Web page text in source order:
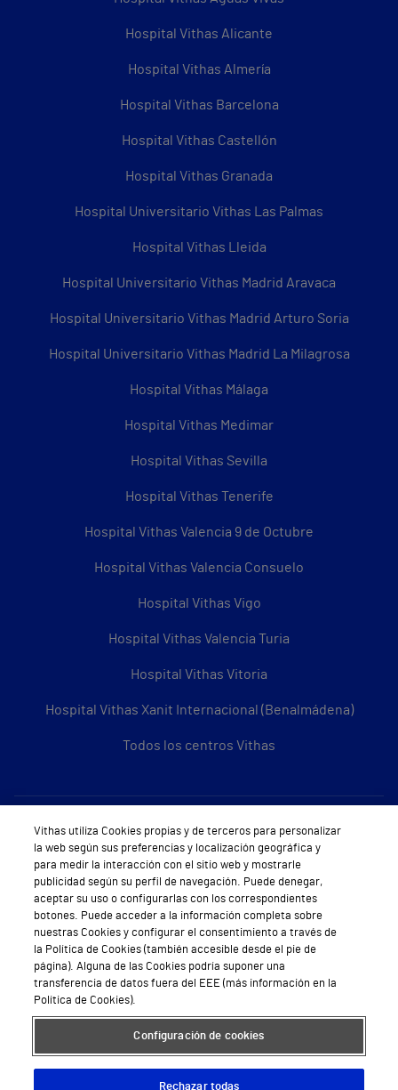
Hospital Vithas Alicante
Hospital Vithas Almería
Hospital Vithas Barcelona
Hospital Vithas Castellón
Hospital Vithas Granada
Hospital Universitario Vithas Las Palmas
Hospital Vithas Lleida
Hospital Universitario Vithas Madrid Aravaca
Hospital Universitario Vithas Madrid Arturo Soria
Hospital Universitario Vithas Madrid La Milagrosa
Hospital Vithas Málaga
Hospital Vithas Medimar
Hospital Vithas Sevilla
Hospital Vithas Tenerife
Hospital Vithas Valencia 9 de Octubre
Hospital Vithas Valencia Consuelo
Hospital Vithas Vigo
Hospital Vithas Valencia Turia
Hospital Vithas Vitoria
Hospital Vithas Xanit Internacional (Benalmádena)
Todos los centros Vithas
Sobre Vithas
Quiénes somos
Trabajar en Vithas
Teléfono Cita Médica
Teléfono Atención al Cliente
Política de seguridad y salud en el trabajo
Conoce a Supervita
Vithas utiliza Cookies propias y de terceros para personalizar
la web según sus preferencias y localización geográfica y
para medir la interacción con el sitio web y mostrarle
publicidad según su perfil de navegación. Puede denegar,
aceptar su uso o configurarlas con los correspondientes
botones. Puede acceder a la información completa sobre
nuestras Cookies y configurar el consentimiento a través de
la Política de Cookies (también accesible desde el pie de
página). Alguna de las Cookies podría suponer una
transferencia de datos fuera del EEE (más información en la
Política de Cookies).
Configuración de cookies
Rechazar todas